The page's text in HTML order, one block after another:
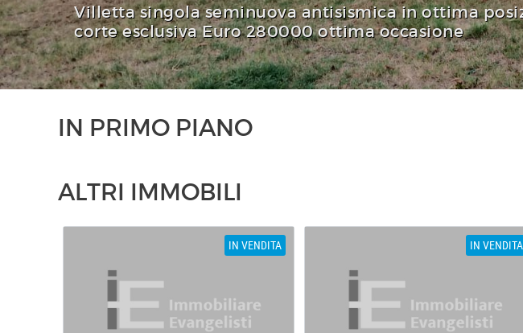
Villetta singola seminuova antisismica in ottima
corte esclusiva Euro 280000 ottima occasione
IN PRIMO PIANO
ALTRI IMMOBILI
IN VENDITA IN VENDITA